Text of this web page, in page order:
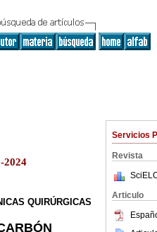
Servicios
Revista
Articulo
2024
QUIRÚRGICAS